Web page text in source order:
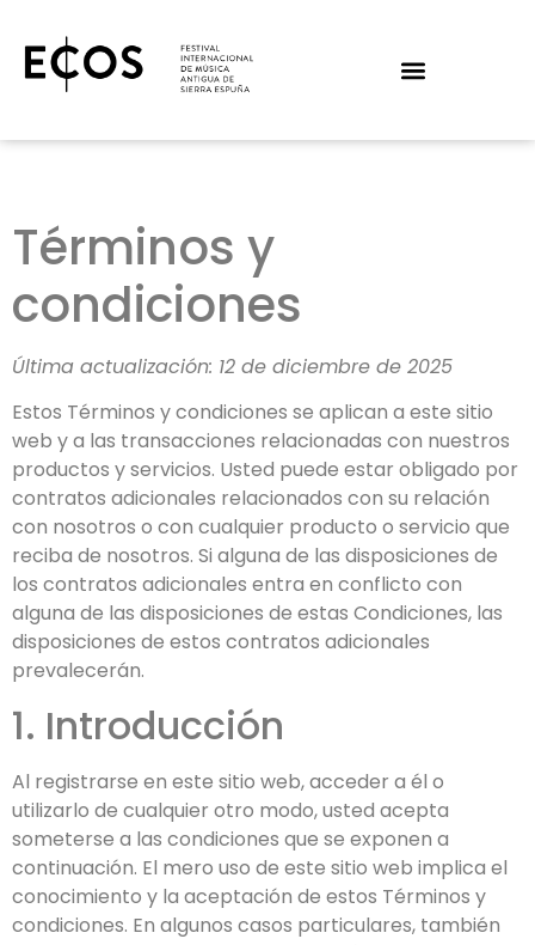
Términos y
condiciones
Última actualización: 12 de diciembre de 2025
Estos Términos y condiciones se aplican a este sitio
web y a las transacciones relacionadas con nuestros
productos y servicios. Usted puede estar obligado por
contratos adicionales relacionados con su relación
con nosotros o con cualquier producto o servicio que
reciba de nosotros. Si alguna de las disposiciones de
los contratos adicionales entra en conflicto con
alguna de las disposiciones de estas Condiciones, las
disposiciones de estos contratos adicionales
prevalecerán.
1. Introducción
Al registrarse en este sitio web, acceder a él o
utilizarlo de cualquier otro modo, usted acepta
someterse a las condiciones que se exponen a
continuación. El mero uso de este sitio web implica el
conocimiento y la aceptación de estos Términos y
condiciones. En algunos casos particulares, también